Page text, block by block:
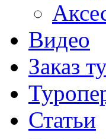
Видео
Заказ
Статьи